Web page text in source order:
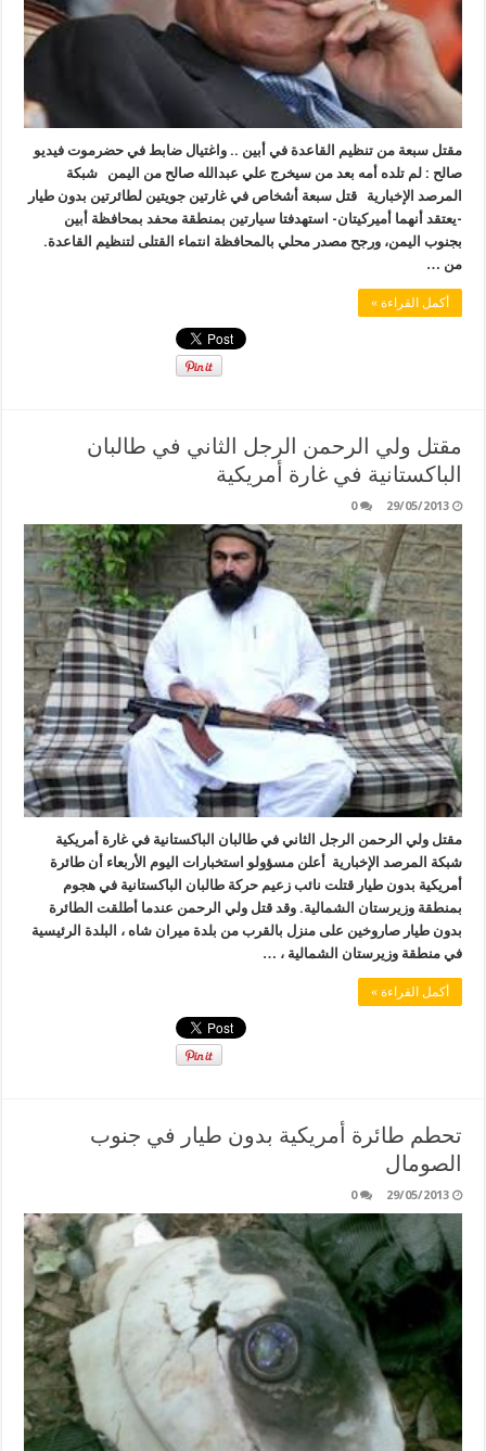
مقتل سبعة من تنظيم القاعدة في أبين .. واغتيال ضابط في حضرموت فيديو
صالح : لم تلده أمه بعد من سيخرج علي عبدالله صالح من اليمن شبكة
المرصد الإخبارية قتل سبعة أشخاص في غارتين جويتين لطائرتين بدون طيار
-يعتقد أنهما أميركيتان- استهدفتا سيارتين بمنطقة محفد بمحافظة أبين
بجنوب اليمن، ورجح مصدر محلي بالمحافظة انتماء القتلى لتنظيم القاعدة.
من …
أكمل القراءة »
مقتل ولي الرحمن الرجل الثاني في طالبان
الباكستانية في غارة أمريكية
29/05/2013
0
مقتل ولي الرحمن الرجل الثاني في طالبان الباكستانية في غارة أمريكية
شبكة المرصد الإخبارية أعلن مسؤولو استخبارات اليوم الأربعاء أن طائرة
أمريكية بدون طيار قتلت نائب زعيم حركة طالبان الباكستانية في هجوم
بمنطقة وزيرستان الشمالية. وقد قتل ولي الرحمن عندما أطلقت الطائرة
بدون طيار صاروخين على منزل بالقرب من بلدة ميران شاه ، البلدة الرئيسية
في منطقة وزيرستان الشمالية ، …
أكمل القراءة »
تحطم طائرة أمريكية بدون طيار في جنوب
الصومال
29/05/2013
0